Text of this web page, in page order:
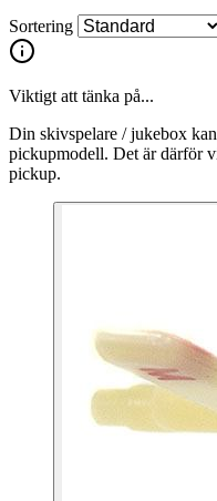
Sortering
Viktigt att tänka på...
Din skivspelare / jukebox
pickupmodell. Det är därför
pickup.